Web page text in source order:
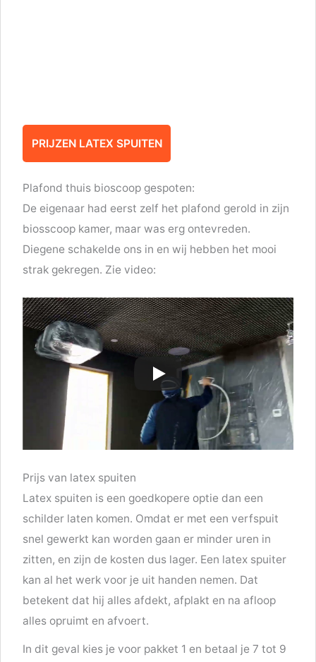
PRIJZEN LATEX SPUITEN
Plafond thuis bioscoop gespoten:
De eigenaar had eerst zelf het plafond gerold in zijn
biosscoop kamer, maar was erg ontevreden.
Diegene schakelde ons in en wij hebben het mooi
strak gekregen. Zie video:
Prijs van latex spuiten
Latex spuiten is een goedkopere optie dan een
schilder laten komen. Omdat er met een verfspuit
snel gewerkt kan worden gaan er minder uren in
zitten, en zijn de kosten dus lager. Een latex spuiter
kan al het werk voor je uit handen nemen. Dat
betekent dat hij alles afdekt, afplakt en na afloop
alles opruimt en afvoert.
In dit geval kies je voor pakket 1 en betaal je 7 tot 9